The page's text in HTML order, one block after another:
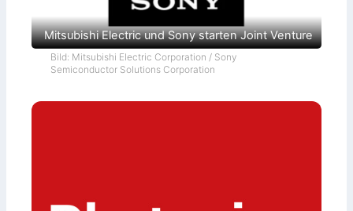
Mitsubishi Electric und Sony starten Joint Venture
Bild: Mitsubishi Electric Corporation / Sony
Semiconductor Solutions Corporation